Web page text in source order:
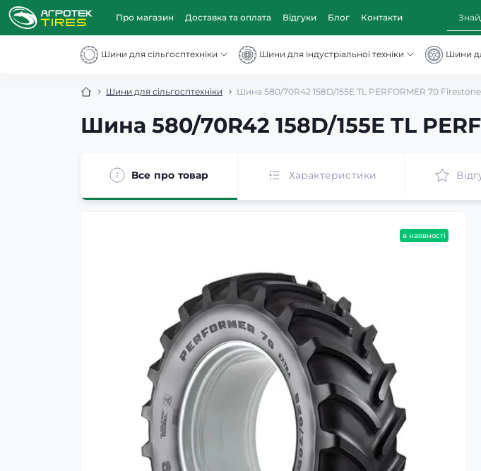
Про магазин Доставка та оплата Відгуки Блог Контакти
Шини для сільгосптехніки Шини для індустріальної техніки
Шини
Шини для сільгосптехніки Шина 580/70R42 158D/155E TL PERFORMER 70 Firestone
Шина 580/70R42 158D/155E TL
Все про товар Характеристики
в наявності